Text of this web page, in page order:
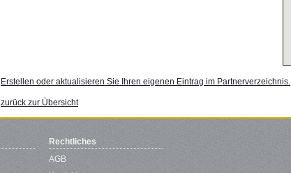
Erstellen oder aktualisieren Sie Ihren eigenen Eintrag im Partnerverzeichnis.
zurück zur Übersicht
Rechtliches
AGB